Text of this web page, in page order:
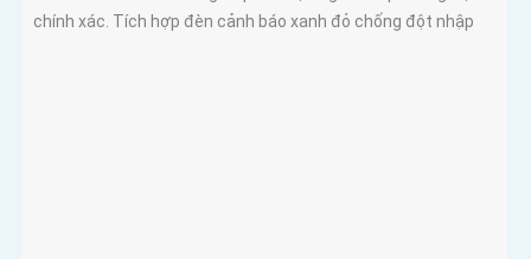
chính xác. Tích hợp đèn cảnh báo xanh đỏ chống đột nhập